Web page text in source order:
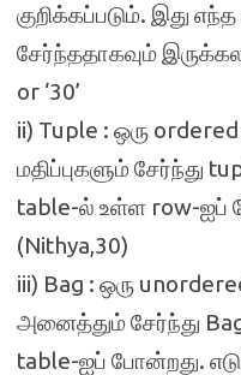
குறிக்கப்படும். இது
சேர்ந்ததாகவும்
or ‘30’
ii) Tuple : ஒரு
மதிப்புகளும் சேர்ந்து
table-ல் உள்ள row-ஐப்
(Nithya,30)
iii) Bag : ஒரு
அனைத்தும் சேர்ந்து
table-ஐப் போன்றது.